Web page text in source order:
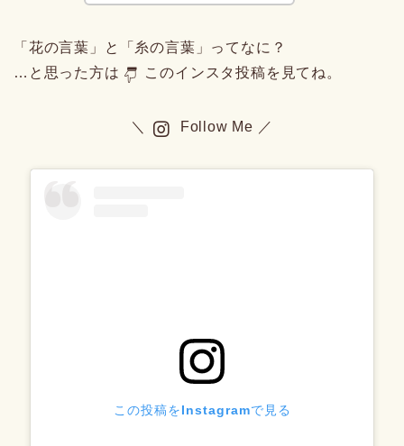
「花の言葉」と「糸の言葉」ってなに？
…と思った方は
このインスタ投稿を見てね。
＼ Follow Me ／
この投稿をInstagramで見る